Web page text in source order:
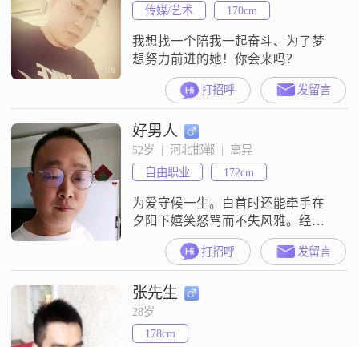
传媒/艺术
170cm
我想找一个陪我一起奋斗、为了梦
想努力前进的她！你会来吗？
打招呼 发留言
好男人
52岁  |  河北邯郸  |  离异
自由职业
172cm
为爱守候一生。白首时还能牵手在
夕阳下嬉笑怒骂而不失风雅。经得
起平淡的烟火气。熬得住生活的琐
碎。珍惜所有的遇见。
打招呼 发留言
张先生
28岁
178cm